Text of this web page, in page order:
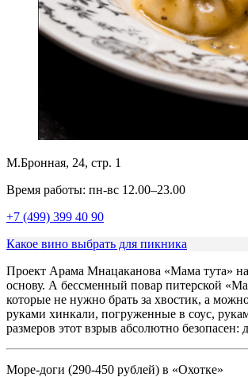
М.Бронная, 24, стр. 1
Время работы: пн-вс 12.00–23.00
+7 (499) 399 40 90
Какое вино выбрать для пикника
Проект Арама Мнацаканова «Мама тута»
основу. А бессменный повар питерской
которые не нужно брать за хвостик, а
руками хинкали, погруженные в соус,
размеров этот взрыв абсолютно безопасен:
Море-доги (290-450 рублей) в «Охотке»